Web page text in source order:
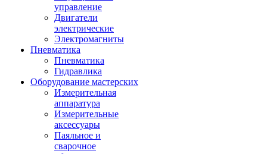
управление
Двигатели
электрические
Электромагниты
Пневматика
Пневматика
Гидравлика
Оборудование мастерских
Измерительная
аппаратура
Измерительные
аксессуары
Паяльное и
сварочное